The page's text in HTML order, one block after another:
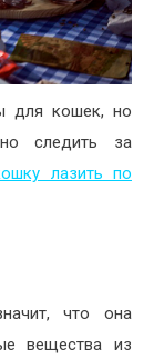
для кошек, но
следить за
лазить по
что она
вещества из